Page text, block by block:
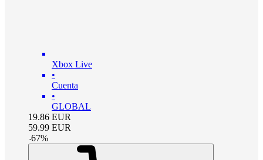
Xbox Live
•
Cuenta
•
GLOBAL
19.86 EUR
59.99 EUR
-67%